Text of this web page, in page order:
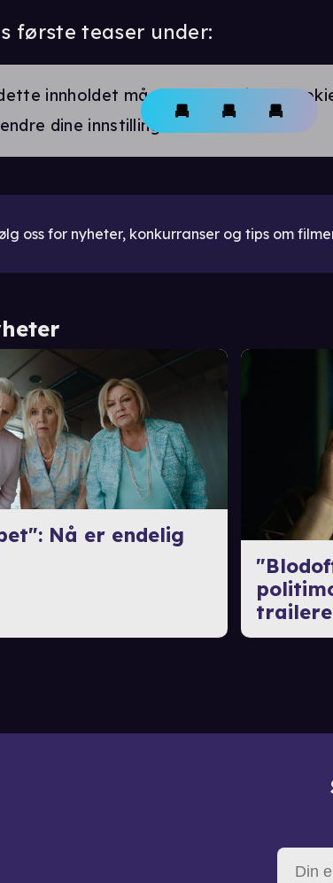
første teaser under:
innholdet må markedsførings-
dine innstillinger.
oss for nyheter, konkurranser og tips om
Nå er endelig